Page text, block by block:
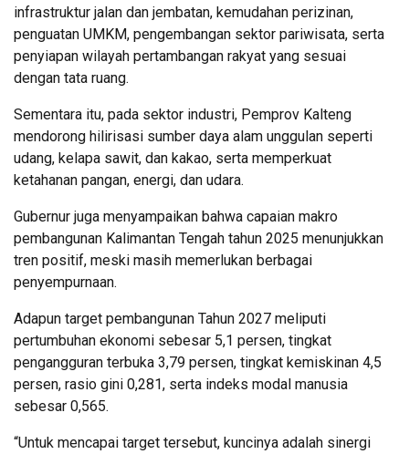
infrastruktur jalan dan jembatan, kemudahan perizinan,
penguatan UMKM, pengembangan sektor pariwisata, serta
penyiapan wilayah pertambangan rakyat yang sesuai
dengan tata ruang.
Sementara itu, pada sektor industri, Pemprov Kalteng
mendorong hilirisasi sumber daya alam unggulan seperti
udang, kelapa sawit, dan kakao, serta memperkuat
ketahanan pangan, energi, dan udara.
Gubernur juga menyampaikan bahwa capaian makro
pembangunan Kalimantan Tengah tahun 2025 menunjukkan
tren positif, meski masih memerlukan berbagai
penyempurnaan.
Adapun target pembangunan Tahun 2027 meliputi
pertumbuhan ekonomi sebesar 5,1 persen, tingkat
pengangguran terbuka 3,79 persen, tingkat kemiskinan 4,5
persen, rasio gini 0,281, serta indeks modal manusia
sebesar 0,565.
“Untuk mencapai target tersebut, kuncinya adalah sinergi